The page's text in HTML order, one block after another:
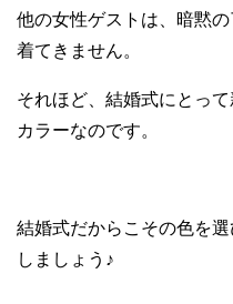
他の女性ゲストは、暗黙
着てきません。
それほど、結婚式にとっ
カラーなのです。
結婚式だからこその色を
しましょう♪